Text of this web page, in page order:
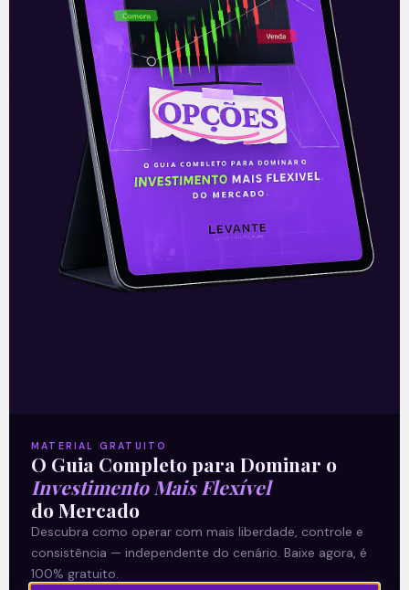
excelente aplicativo para visualizar retornos
ao longo do tempo e ainda compara com
poupança, mas essa não pode ser relevada
nos investimentos.
Anbima
A página da Associação Brasileira das
Entidades dos Mercados Financeiros e de
Capitais (Anbima) mostra o valor das taxas
de títulos públicos e privados.
MATERIAL GRATUITO
O Guia Completo para Dominar o
Investimento Mais Flexível
do Mercado
Descubra como operar com mais liberdade, controle e
consistência — independente do cenário. Baixe agora, é
100% gratuito.